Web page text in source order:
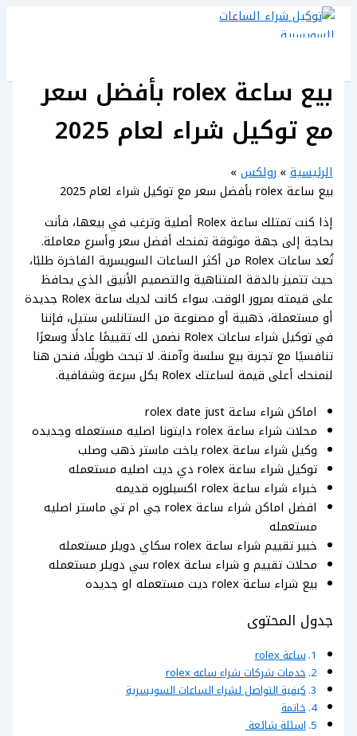
تخطي
بيع ساعة rolex بأفضل سعر
مع توكيل شراء لعام 2025
الرئيسية
رولكس
بيع ساعة rolex بأفضل سعر مع توكيل شراء لعام 2025
إذا كنت تمتلك ساعة Rolex أصلية وترغب في بيعها، فأنت
بحاجة إلى جهة موثوقة تمنحك أفضل سعر وأسرع معاملة.
تُعد ساعات Rolex من أكثر الساعات السويسرية الفاخرة طلبًا،
حيث تتميز بالدقة المتناهية والتصميم الأنيق الذي يحافظ
على قيمته بمرور الوقت. سواء كانت لديك ساعة Rolex جديدة
أو مستعملة، ذهبية أو مصنوعة من الستانلس ستيل، فإننا
في توكيل شراء ساعات Rolex نضمن لك تقييمًا عادلًا وسعرًا
تنافسيًا مع تجربة بيع سلسة وآمنة. لا تبحث طويلًا، فنحن هنا
لنمنحك أعلى قيمة لساعتك Rolex بكل سرعة وشفافية.
اماكن شراء ساعة rolex date just
محلات شراء ساعة rolex دايتونا اصليه مستعمله وجديده
وكيل شراء ساعة rolex ياخت ماستر ذهب وصلب
توكيل شراء ساعة rolex دي ديت اصليه مستعمله
خبراء شراء ساعة rolex اكسبلوره قديمه
افضل اماكن شراء ساعة rolex جي ام تي ماستر اصليه
مستعمله
خبير تقييم شراء ساعة rolex سكاي دويلر مستعمله
محلات تقييم و شراء ساعة rolex سي دويلر مستعمله
بيع شراء ساعة rolex ديت مستعمله او جديده
جدول المحتوى
ساعة rolex
خدمات شركات شراء ساعه rolex
كيفية التواصل لشراء الساعات السويسرية
خاتمة
اسئلة شائعة